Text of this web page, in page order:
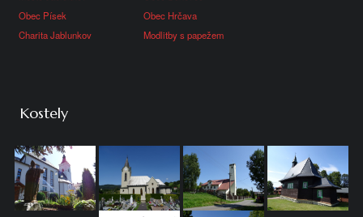
Obec Písek
Obec Hrčava
Charita Jablunkov
Modlitby s papežem
Kostely